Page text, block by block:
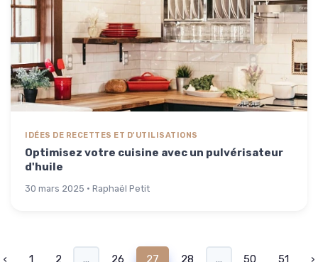
IDÉES DE RECETTES ET D'UTILISATIONS
Optimisez votre cuisine avec un pulvérisateur
d'huile
30 mars 2025 · Raphaël Petit
‹ 1 2 ... 26 27 28 ... 50 51 ›